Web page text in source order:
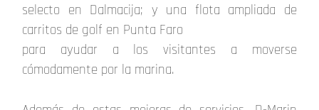
selecto en Dalmacija; y una flota ampliada de
carritos de golf en Punta Faro
para ayudar a los visitantes a moverse
cómodamente por la marina.